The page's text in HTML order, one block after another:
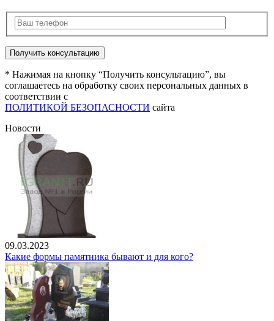
* Нажимая на кнопку “Получить консультацию”, вы
соглашаетесь на обработку своих персональных данных в
соответствии с
ПОЛИТИКОЙ БЕЗОПАСНОСТИ сайта
Новости
09.03.2023
Какие формы памятника бывают и для кого?